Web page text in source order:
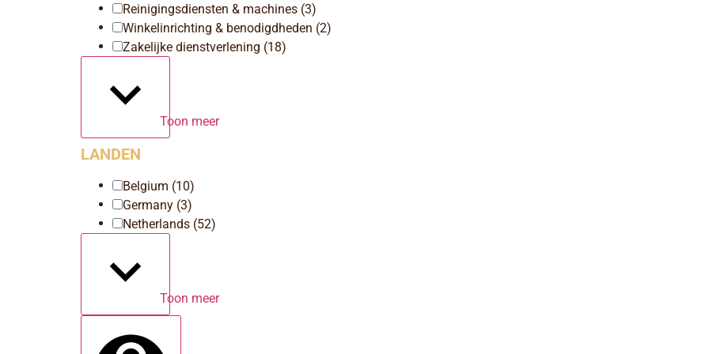
Reinigingsdiensten & machines (3)
Winkelinrichting & benodigdheden (2)
Zakelijke dienstverlening (18)
Toon meer
LANDEN
Belgium (10)
Germany (3)
Netherlands (52)
Toon meer